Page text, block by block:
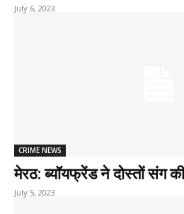
July 6, 2023
CRIME NEWS
मेरठ: ब्यॉयफ्रेंड ने दोस्तों संग
July 5, 2023